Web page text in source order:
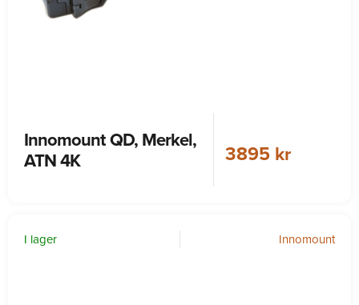
Innomount QD, Merkel,
ATN 4K
3895 kr
I lager Innomount